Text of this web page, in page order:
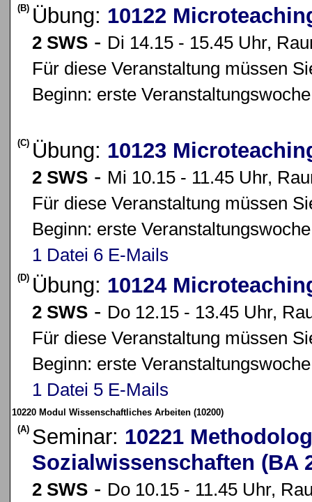
(B) Übung: 10122
2 SWS - Di 14.15 - 15.45 Uhr,
Für diese Veranstaltung müssen
Beginn: erste Veranstaltungswoche
(C) Übung: 10123
2 SWS - Mi 10.15 - 11.45 Uhr,
Für diese Veranstaltung müssen
Beginn: erste Veranstaltungswoche
1 Datei 6 E-Mails
(D) Übung: 10124
2 SWS - Do 12.15 - 13.45 Uhr,
Für diese Veranstaltung müssen
Beginn: erste Veranstaltungswoche
1 Datei 5 E-Mails
10220 Modul Wissenschaftliches Arbeiten (10200)
(A) Seminar: 10221
Sozialwissenschaften (BA
2 SWS - Do 10.15 - 11.45 Uhr,